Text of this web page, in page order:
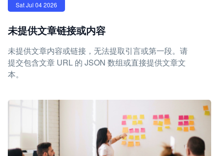
Sat Jul 04 2026
未提供文章链接或内容
未提供文章内容或链接，无法提取引言或第一段。请
提交包含文章 URL 的 JSON 数组或直接提供文章文
本。